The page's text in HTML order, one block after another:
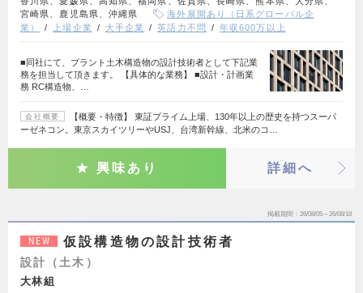
宮崎県、鹿児島県、沖縄県
海外展開あり（日系グローバル企
業）
上場企業 大手企業 英語力不問 年収600万以上
■同社にて、プラント土木構造物の設計技術者として下記業
務を担当して頂きます。 【具体的な業務】 ■設計・計画業
務 RC構造物、…
会社概要
【概要・特徴】 東証プライム上場、130年以上の歴史を持つスーパ
ーゼネコン。東京スカイツリーやUSJ、台湾新幹線、北米のコ…
興味あり 詳細へ
掲載期間 26/08/05～26/08/18
NEW 仮設構造物の設計技術者
設計（土木）
大林組